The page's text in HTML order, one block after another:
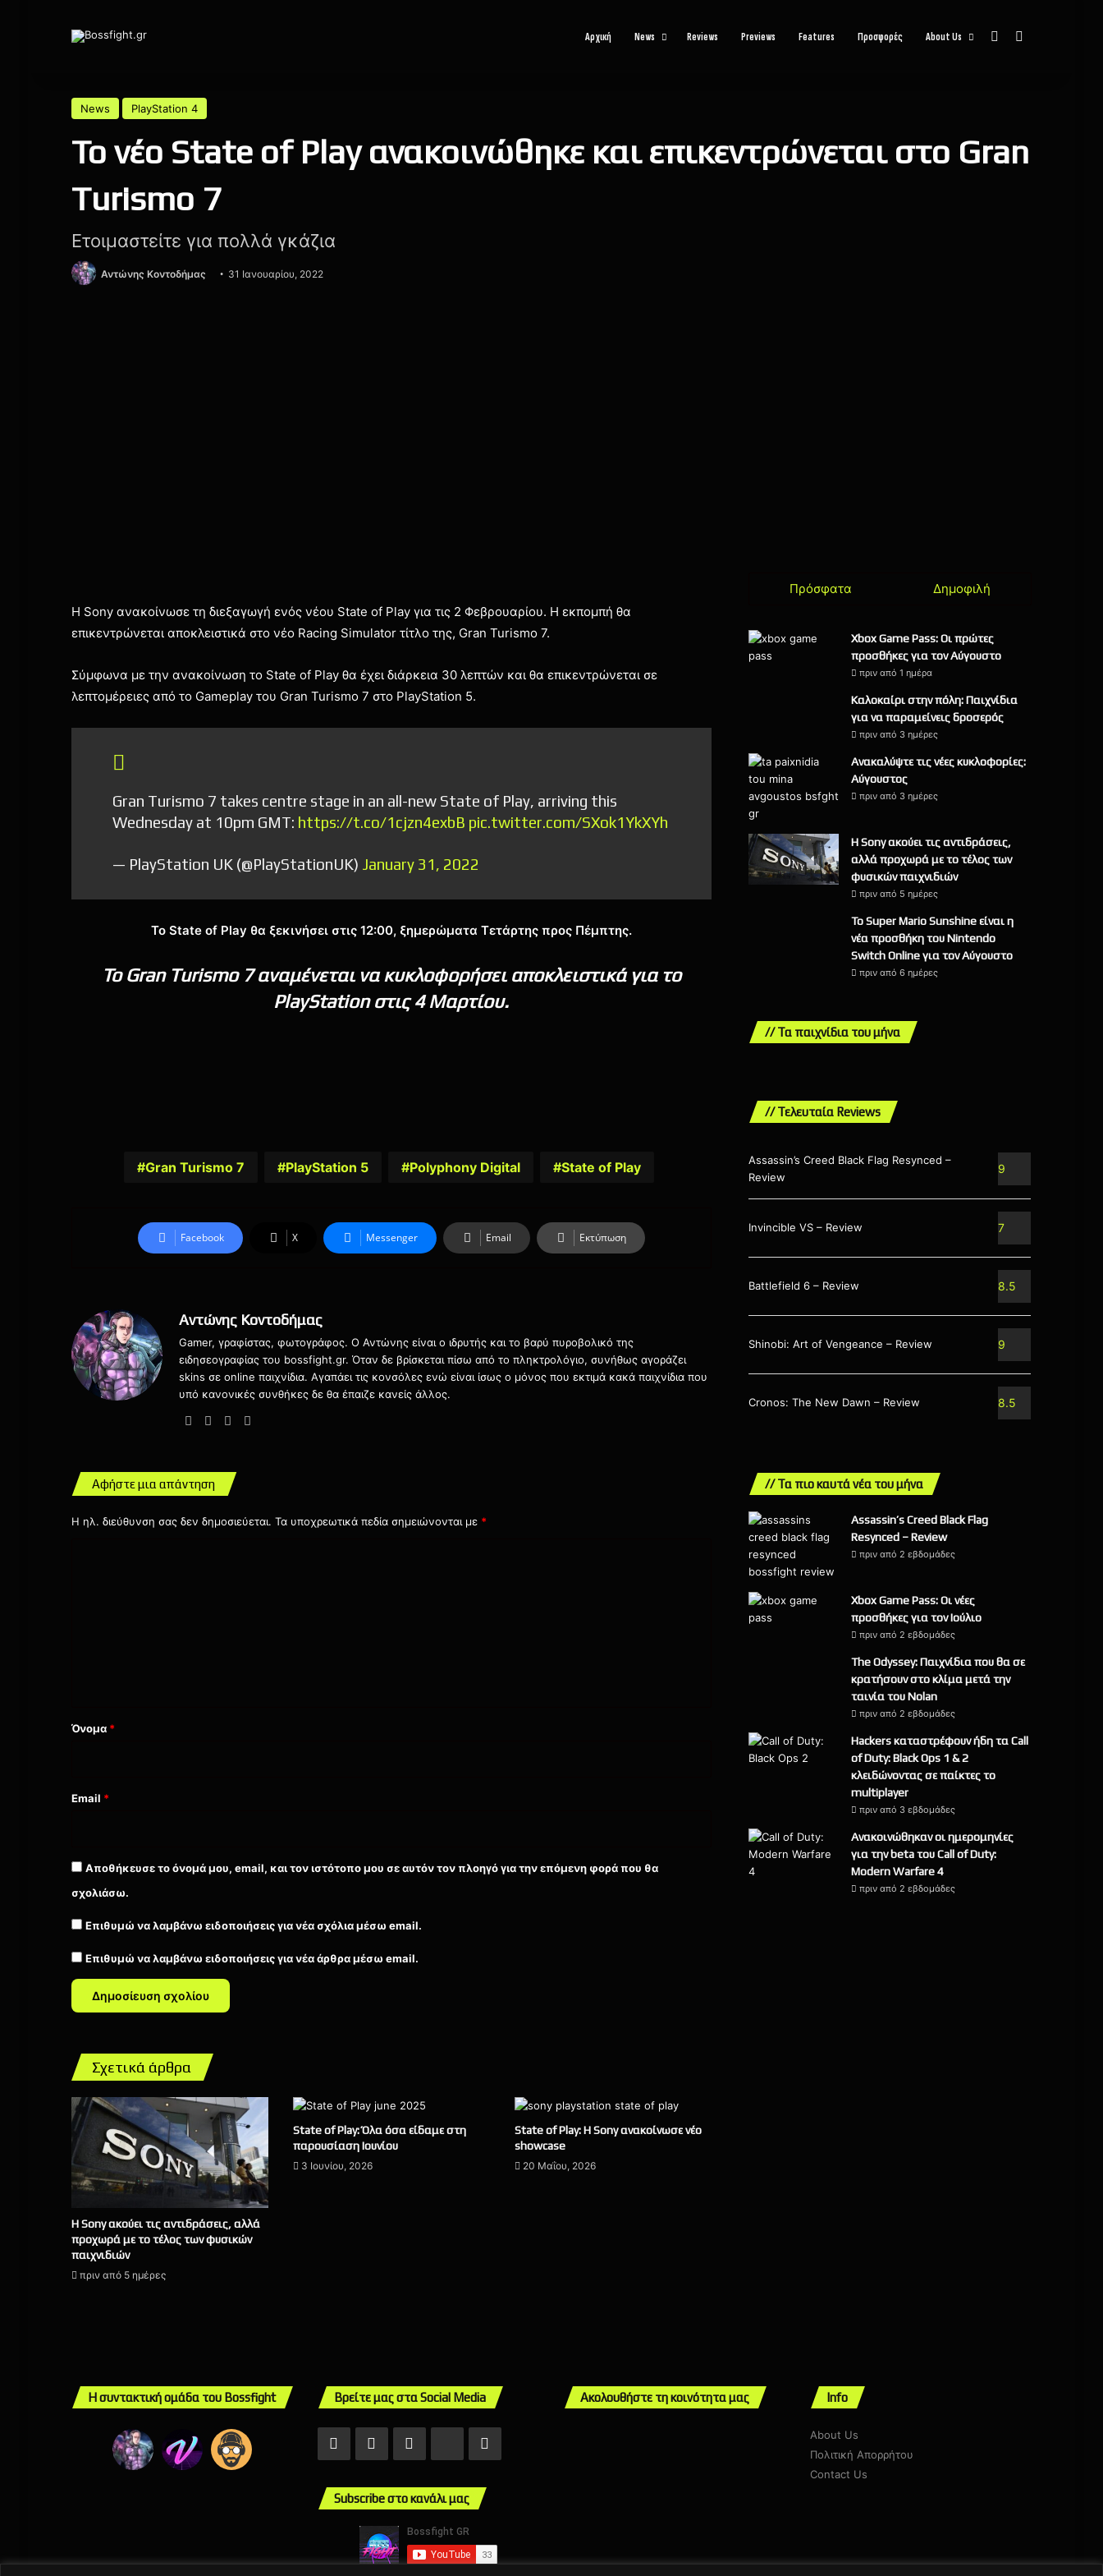
Αρχική News Reviews Previews Features Προσφορές About Us Sidebar
News PlayStation 4
Το νέο State of Play ανακοινώθηκε και επικεντρώνεται στο Gran
Turismo 7
Ετοιμαστείτε για πολλά γκάζια
Αντώνης Κοντοδήμας 31 Ιανουαρίου, 2022
Η Sony ανακοίνωσε τη διεξαγωγή ενός νέου State of Play για τις 2 Φεβρουαρίου. Η εκπομπή θα
επικεντρώνεται αποκλειστικά στο νέο Racing Simulator τίτλο της, Gran Turismo 7.
Σύμφωνα με την ανακοίνωση το State of Play θα έχει διάρκεια 30 λεπτών και θα επικεντρώνεται σε
λεπτομέρειες από το Gameplay του Gran Turismo 7 στο PlayStation 5.
Gran Turismo 7 takes centre stage in an all-new State of Play, arriving this
Wednesday at 10pm GMT: https://t.co/1cjzn4exbB pic.twitter.com/SXok1YkXYh
— PlayStation UK (@PlayStationUK) January 31, 2022
Το State of Play θα ξεκινήσει στις 12:00, ξημερώματα Τετάρτης προς Πέμπτης.
Το Gran Turismo 7 αναμένεται να κυκλοφορήσει αποκλειστικά για το
PlayStation στις 4 Μαρτίου.
Gran Turismo 7 PlayStation 5 Polyphony Digital State of Play
Facebook X Messenger Email Εκτύπωση
Αντώνης Κοντοδήμας
Gamer, γραφίστας, φωτογράφος. Ο Αντώνης είναι ο ιδρυτής και το βαρύ πυροβολικό της
ειδησεογραφίας του bossfight.gr. Όταν δε βρίσκεται πίσω από το πληκτρολόγιο, συνήθως αγοράζει
skins σε online παιχνίδια. Αγαπάει τις κονσόλες ενώ είναι ίσως ο μόνος που εκτιμά κακά παιχνίδια που
υπό κανονικές συνθήκες δε θα έπαιζε κανείς άλλος.
WebsiteFacebook
X
Αφήστε μια απάντηση
Η ηλ. διεύθυνση σας δεν δημοσιεύεται. Τα υποχρεωτικά πεδία σημειώνονται με *
Όνομα *
Email *
Αποθήκευσε το όνομά μου, email, και τον ιστότοπο μου σε αυτόν τον πλοηγό για την επόμενη φορά που θα
σχολιάσω.
Επιθυμώ να λαμβάνω ειδοποιήσεις για νέα σχόλια μέσω email.
Επιθυμώ να λαμβάνω ειδοποιήσεις για νέα άρθρα μέσω email.
Σχετικά άρθρα
Η Sony ακούει τις αντιδράσεις, αλλά
προχωρά με το τέλος των φυσικών
παιχνιδιών
πριν από 5 ημέρες
State of Play: Όλα όσα είδαμε στη
παρουσίαση Ιουνίου
3 Ιουνίου, 2026
State of Play: H Sony ανακοίνωσε νέο
showcase
20 Μαΐου, 2026
Πρόσφατα Δημοφιλή
Xbox Game Pass: Οι πρώτες
προσθήκες για τον Αύγουστο
πριν από 1 ημέρα
Καλοκαίρι στην πόλη: Παιχνίδια
για να παραμείνεις δροσερός
πριν από 3 ημέρες
Ανακαλύψτε τις νέες κυκλοφορίες:
Αύγουστος
πριν από 3 ημέρες
Η Sony ακούει τις αντιδράσεις,
αλλά προχωρά με το τέλος των
φυσικών παιχνιδιών
πριν από 5 ημέρες
Το Super Mario Sunshine είναι η
νέα προσθήκη του Nintendo
Switch Online για τον Αύγουστο
πριν από 6 ημέρες
// Τα παιχνίδια του μήνα
// Τελευταία Reviews
Assassin’s Creed Black Flag Resynced –
Review
9
Invincible VS – Review 7
Battlefield 6 – Review 8.5
Shinobi: Art of Vengeance – Review 9
Cronos: The New Dawn – Review 8.5
// Τα πιο καυτά νέα του μήνα
9
Assassin’s Creed Black Flag
Resynced – Review
πριν από 2 εβδομάδες
Xbox Game Pass: Οι νέες
προσθήκες για τον Ιούλιο
πριν από 2 εβδομάδες
The Odyssey: Παιχνίδια που θα σε
κρατήσουν στο κλίμα μετά την
ταινία του Nolan
πριν από 2 εβδομάδες
Hackers καταστρέφουν ήδη τα Call
of Duty: Black Ops 1 & 2
κλειδώνοντας σε παίκτες το
multiplayer
πριν από 3 εβδομάδες
Ανακοινώθηκαν οι ημερομηνίες
για την beta του Call of Duty:
Modern Warfare 4
πριν από 2 εβδομάδες
Η συντακτική ομάδα του Bossfight Βρείτε μας στα Social Media
Facebook InstagramTikTok
Subscribe στο κανάλι μας
Ακολουθήστε τη κοινότητα μας Info
About Us
Πολιτική Απορρήτου
Contact Us